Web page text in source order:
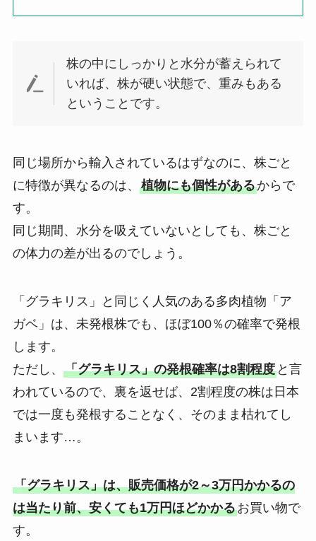
株の中にしっかりと水分が蓄えられて
いれば、株が硬い状態で、重みもある
ということです。
同じ場所から輸入されているはずなのに、株ごと
に特徴が異なるのは、 植物にも個性があるからで
す。
同じ期間、水分を吸えていないとしても、株ごと
の体力の差が出るのでしょう。
「グラキリス」と同じく人気のある多肉植物「ア
ガベ」は、未発根株でも、ほぼ100％の確率で発根
します。
ただし、 「グラキリス」の発根確率は8割程度と言
われているので、裏を返せば、2割程度の株は日本
では一度も発根することなく、そのまま枯れてし
まいます…。
「グラキリス」は、販売価格が2～3万円かかるの
は当たり前、安くても1万円ほどかかるお買い物で
す。